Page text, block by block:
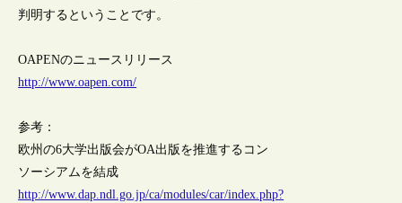
判明するということです。
OAPENのニュースリリース
http://www.oapen.com/
参考：
欧州の6大学出版会がOA出版を推進するコン
ソーシアムを結成
http://www.dap.ndl.go.jp/ca/modules/car/index.php?